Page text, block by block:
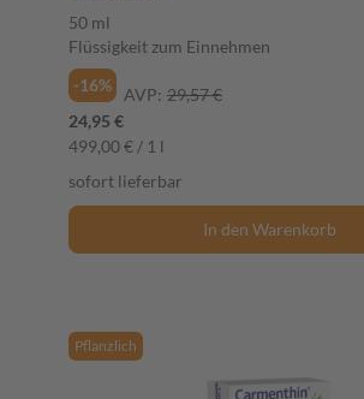
50 ml
Flüssigkeit zum Einnehmen
-16%
AVP: 29,57 €
24,95 €
499,00 € / 1 l
sofort lieferbar
In den Warenkorb
Pflanzlich